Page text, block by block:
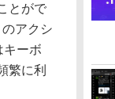
とがで
アクシ
キーボ
繁に利